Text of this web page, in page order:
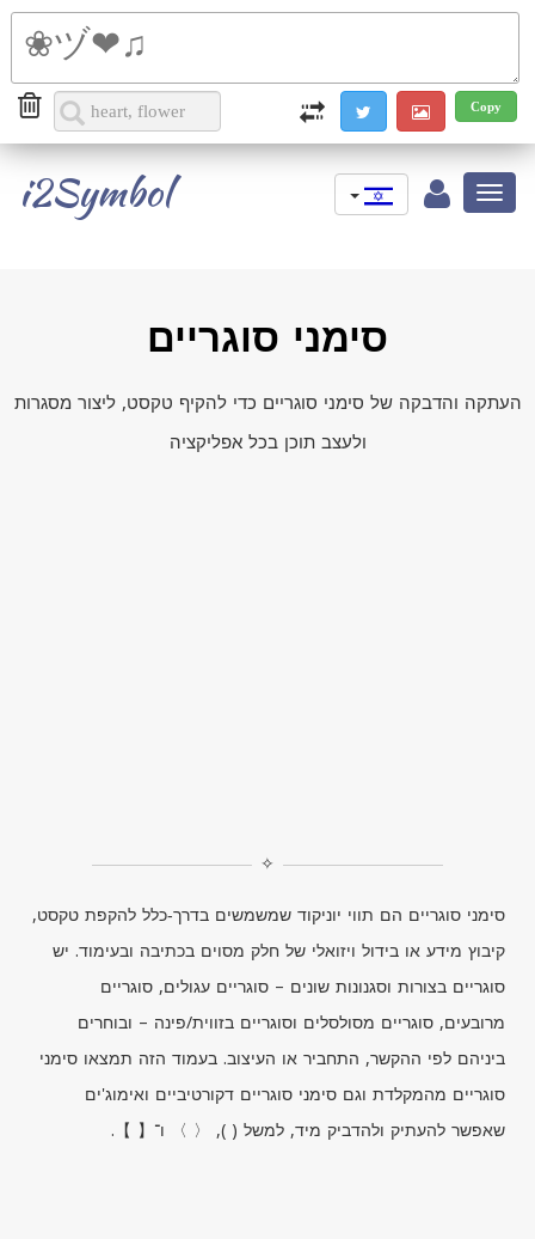
Toggle
navigation
i2Symbol
סימני סוגריים
העתקה והדבקה של סימני סוגריים כדי להקיף טקסט, ליצור מסגרות
ולעצב תוכן בכל אפליקציה
✧
סימני סוגריים הם תווי יוניקוד שמשמשים בדרך‑כלל להקפת טקסט,
קיבוץ מידע או בידול ויזואלי של חלק מסוים בכתיבה ובעימוד. יש
סוגריים בצורות וסגנונות שונים – סוגריים עגולים, סוגריים
מרובעים, סוגריים מסולסלים וסוגריים בזווית/פינה – ובוחרים
ביניהם לפי ההקשר, התחביר או העיצוב. בעמוד הזה תמצאו סימני
סוגריים מהמקלדת וגם סימני סוגריים דקורטיביים ואימוג'ים
שאפשר להעתיק ולהדביק מיד, למשל ( ), 〈 〉 ו־【 】.